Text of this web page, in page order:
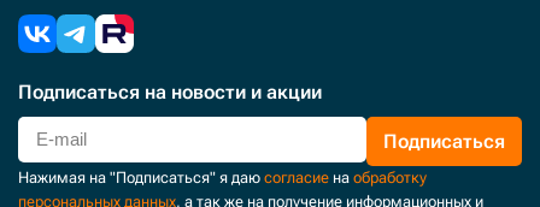
Подписаться на новости и акции
Подписаться
Нажимая на "Подписаться" я даю согласие на обработку
персональных данных, а так же на получение информационных и